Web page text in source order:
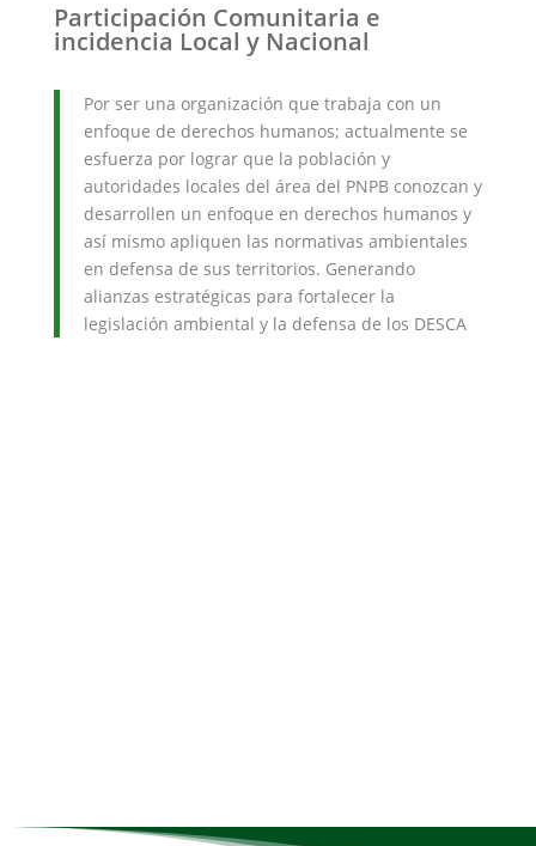
Participación Comunitaria e
incidencia Local y Nacional
Por ser una organización que trabaja con un
enfoque de derechos humanos; actualmente se
esfuerza por lograr que la población y
autoridades locales del área del PNPB conozcan y
desarrollen un enfoque en derechos humanos y
así mismo apliquen las normativas ambientales
en defensa de sus territorios. Generando
alianzas estratégicas para fortalecer la
legislación ambiental y la defensa de los DESCA